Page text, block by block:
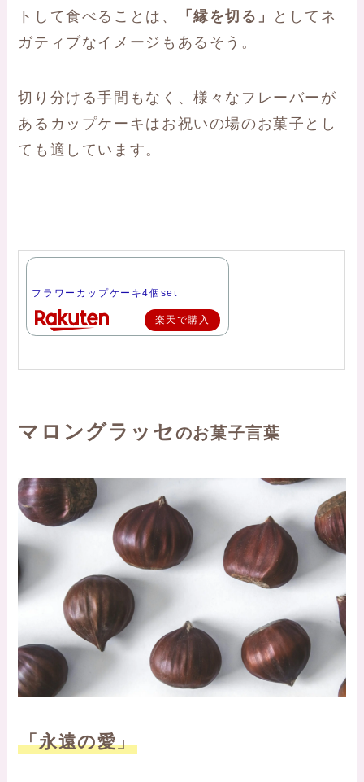
トして食べることは、 「縁を切る」
としてネ
ガティブなイメージもあるそう。
切り分ける手間もなく、様々なフレーバーが
あるカップケーキはお祝いの場のお菓子とし
ても適しています。
フラワーカップケーキ4個set
楽天で購入
マロングラッセのお菓子言葉
「永遠の愛」